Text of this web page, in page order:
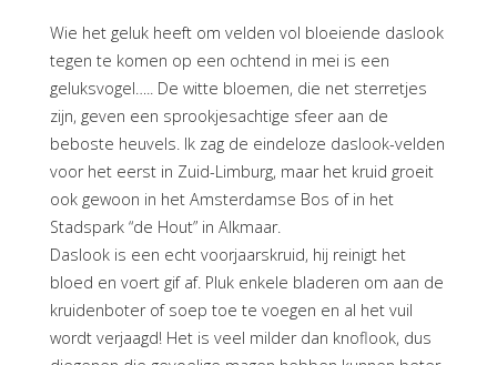
Wie het geluk heeft om velden vol bloeiende daslook
tegen te komen op een ochtend in mei is een
geluksvogel….. De witte bloemen, die net sterretjes
zijn, geven een sprookjesachtige sfeer aan de
beboste heuvels. Ik zag de eindeloze daslook-velden
voor het eerst in Zuid-Limburg, maar het kruid groeit
ook gewoon in het Amsterdamse Bos of in het
Stadspark “de Hout” in Alkmaar.
Daslook is een echt voorjaarskruid, hij reinigt het
bloed en voert gif af. Pluk enkele bladeren om aan de
kruidenboter of soep toe te voegen en al het vuil
wordt verjaagd! Het is veel milder dan knoflook, dus